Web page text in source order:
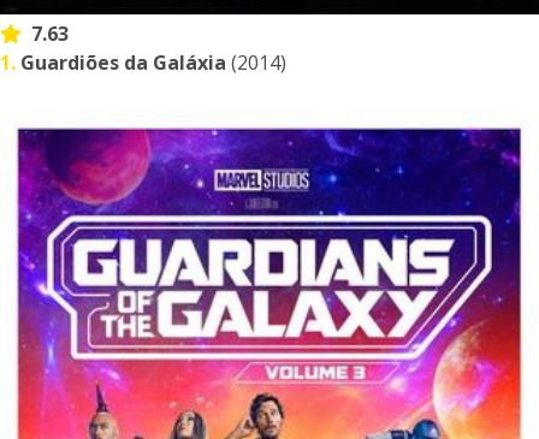
7.63
1. Guardiões da Galáxia (2014)